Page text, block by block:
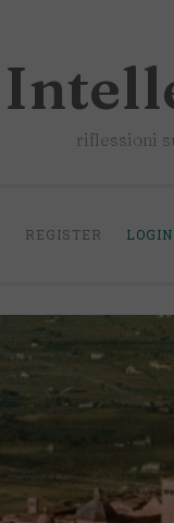
riflessioni
REGISTER LOGIN